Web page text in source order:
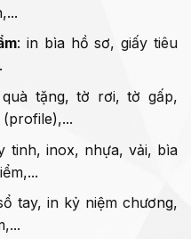
: in bìa hồ sơ, giấy tiêu
tặng, tờ rơi, tờ gấp,
tinh, inox, nhựa, vải, bìa
tay, in kỷ niệm chương,